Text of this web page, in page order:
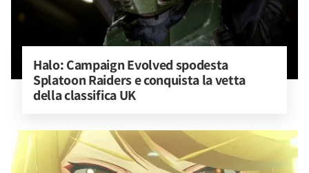
Halo: Campaign Evolved spodesta
Splatoon Raiders e conquista la vetta
della classifica UK